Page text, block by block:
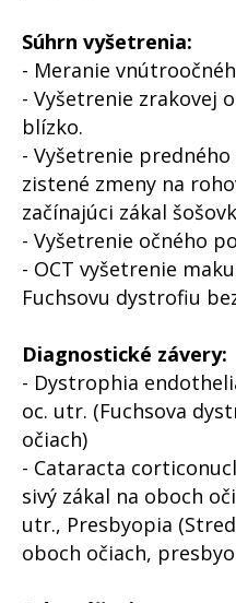
Súhrn vyšetrenia:
- Meranie
- Vyšetrenie zrakovej
blízko.
- Vyšetrenie
zistené zmeny na
začínajúci zákal
- Vyšetrenie očného
- OCT vyšetrenie
Fuchsovu dystrofiu
Diagnostické závery:
- Dystrophia
oc. utr. (Fuchsova
očiach)
- Cataracta
sivý zákal na oboch
utr., Presbyopia
oboch očiach,